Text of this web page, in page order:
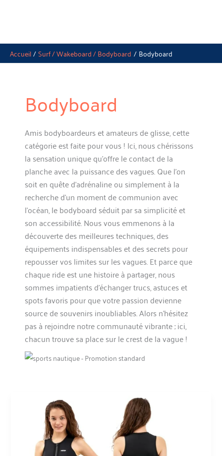
Accueil Surf / Wakeboard / Bodyboard Bodyboard
Bodyboard
Amis bodyboardeurs et amateurs de glisse, cette
catégorie est faite pour vous ! Ici, nous chérissons
la sensation unique qu’offre le contact de la
planche avec la puissance des vagues. Que l’on
soit en quête d’adrénaline ou simplement à la
recherche d’un moment de communion avec
l’océan, le bodyboard séduit par sa simplicité et
son accessibilité. Nous vous emmenons à la
découverte des meilleures techniques, des
équipements indispensables et des secrets pour
repousser vos limites sur les vagues. Et parce que
chaque ride est une histoire à partager, nous
sommes impatients d’échanger trucs, astuces et
spots favoris pour que votre passion devienne
source de souvenirs inoubliables. Alors n’hésitez
pas à rejoindre notre communauté vibrante ; ici,
chacun trouve sa place sur le crest de la vague !